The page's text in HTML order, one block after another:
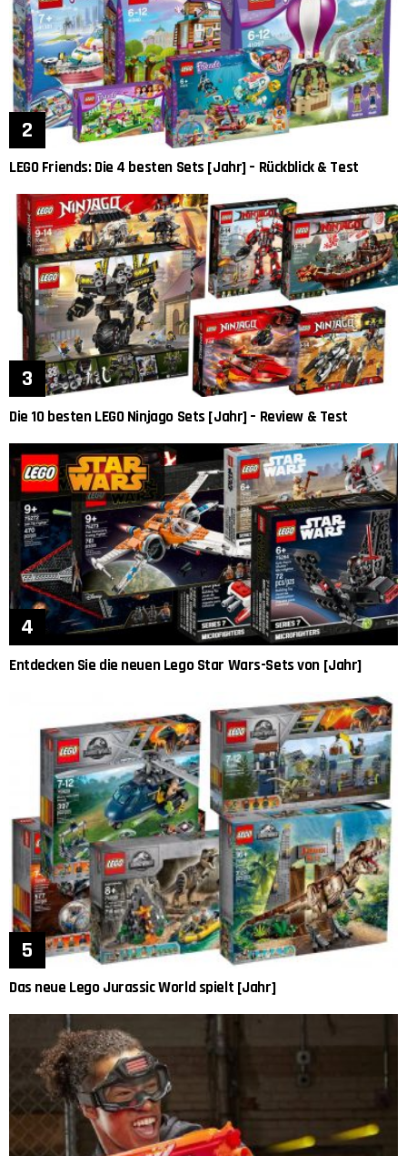
LEGO Friends: Die 4 besten Sets [Jahr] – Rückblick & Test
Die 10 besten LEGO Ninjago Sets [Jahr] – Review & Test
Entdecken Sie die neuen Lego Star Wars-Sets von [Jahr]
Das neue Lego Jurassic World spielt [Jahr]